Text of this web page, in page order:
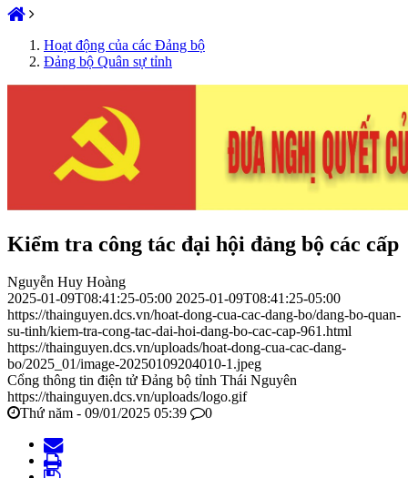
Hoạt động của các Đảng bộ
Đảng bộ Quân sự tỉnh
Kiểm tra công tác đại hội đảng bộ các cấp
Nguyễn Huy Hoàng
2025-01-09T08:41:25-05:00 2025-01-09T08:41:25-05:00
https://thainguyen.dcs.vn/hoat-dong-cua-cac-dang-bo/dang-bo-quan-
su-tinh/kiem-tra-cong-tac-dai-hoi-dang-bo-cac-cap-961.html
https://thainguyen.dcs.vn/uploads/hoat-dong-cua-cac-dang-
bo/2025_01/image-20250109204010-1.jpeg
Cổng thông tin điện tử Đảng bộ tỉnh Thái Nguyên
https://thainguyen.dcs.vn/uploads/logo.gif
Thứ năm - 09/01/2025 05:39
0